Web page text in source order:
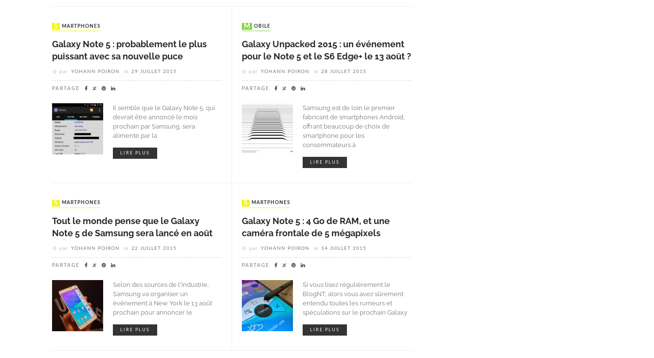
SMARTPHONES
Galaxy Note 5 : probablement le plus
puissant avec sa nouvelle puce
par YOHANN POIRON le 29 JUILLET 2015
PARTAGE
Il semble que le Galaxy Note 5, qui
devrait être annoncé le mois
prochain par Samsung, sera
alimenté par la
LIRE PLUS
MOBILE
Galaxy Unpacked 2015 : un événement
pour le Note 5 et le S6 Edge+ le 13 août ?
par YOHANN POIRON le 28 JUILLET 2015
PARTAGE
Samsung est de loin le premier
fabricant de smartphones Android,
offrant beaucoup de choix de
smartphone pour les
consommateurs à
LIRE PLUS
SMARTPHONES
Tout le monde pense que le Galaxy
Note 5 de Samsung sera lancé en août
par YOHANN POIRON le 22 JUILLET 2015
PARTAGE
Selon des sources de l'industrie,
Samsung va organiser un
événement à New York le 13 août
prochain pour annoncer le
LIRE PLUS
SMARTPHONES
Galaxy Note 5 : 4 Go de RAM, et une
caméra frontale de 5 mégapixels
par YOHANN POIRON le 14 JUILLET 2015
PARTAGE
Si vous lisez régulièrement le
BlogNT, alors vous avez sûrement
entendu toutes les rumeurs et
spéculations sur le prochain Galaxy
LIRE PLUS